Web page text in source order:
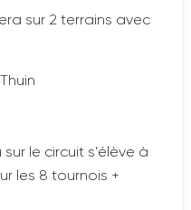
sur 2 terrains avec
le circuit s’élève à
les 8 tournois +